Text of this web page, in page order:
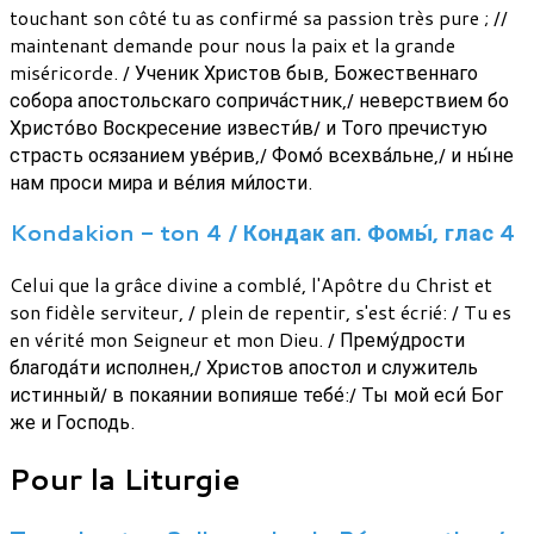
touchant son côté tu as confirmé sa passion très pure ; //
maintenant demande pour nous la paix et la grande
miséricorde. / Ученик Христов быв, Божественнаго
собора апостольскаго соприча́стник,/ неверствием бо
Христо́во Воскресение извести́в/ и Того пречистую
страсть осязанием уве́рив,/ Фомо́ всехва́льне,/ и ны́не
нам проси мира и ве́лия ми́лости.
Kondakion - ton 4 / Кондак ап. Фомы́, глас 4
Celui que la grâce divine a comblé, l'Apôtre du Christ et
son fidèle serviteur, / plein de repentir, s'est écrié: / Tu es
en vérité mon Seigneur et mon Dieu. / Прему́дрости
благода́ти исполнен,/ Христов апостол и служитель
истинный/ в покаянии вопияше тебе́:/ Ты мой еси́ Бог
же и Господь.
Pour la Liturgie